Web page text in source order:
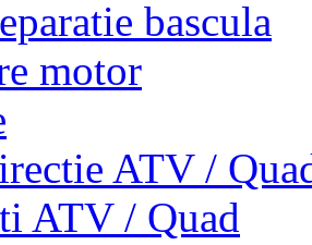
bascula
motor
ATV /
ATV / Quad